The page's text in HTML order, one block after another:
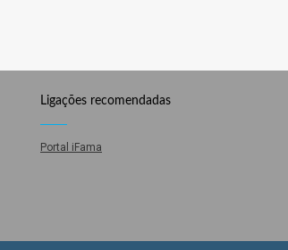
Ligações recomendadas
Portal iFama